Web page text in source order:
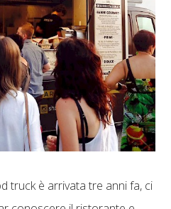
truck è arrivata tre anni fa, ci